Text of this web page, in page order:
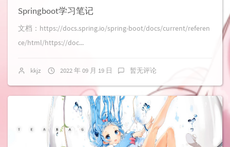
Springboot学习笔记
文档：https://docs.spring.io/spring-boot/docs/current/referen
ce/html/https://doc...
kkjz 2022 年 09 月 19 日 暂无评论